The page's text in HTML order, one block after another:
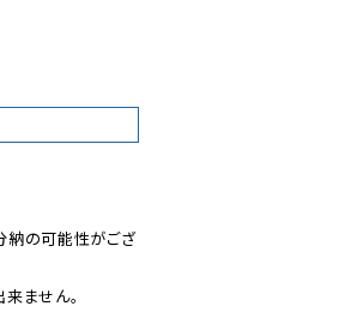
納の可能性がござ
ません。